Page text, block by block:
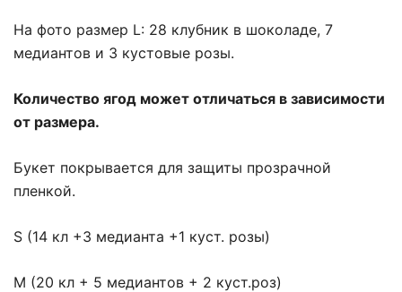
На фото размер L: 28 клубник в шоколаде, 7
медиантов и 3 кустовые розы.
Количество ягод может отличаться в зависимости
от размера.
Букет покрывается для защиты прозрачной
пленкой.
S (14 кл +3 медианта +1 куст. розы)
М (20 кл + 5 медиантов + 2 куст.роз)